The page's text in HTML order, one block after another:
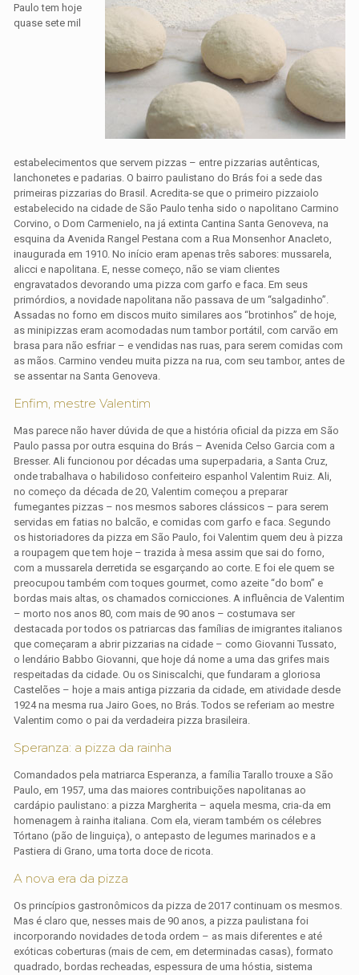
Paulo tem hoje
quase sete mil
estabelecimentos que servem pizzas – entre pizzarias autênticas,
lanchonetes e padarias. O bairro paulistano do Brás foi a sede das
primeiras pizzarias do Brasil. Acredita-se que o primeiro pizzaiolo
estabelecido na cidade de São Paulo tenha sido o napolitano Carmino
Corvino, o Dom Carmenielo, na já extinta Cantina Santa Genoveva, na
esquina da Avenida Rangel Pestana com a Rua Monsenhor Anacleto,
inaugurada em 1910. No início eram apenas três sabores: mussarela,
alicci e napolitana. E, nesse começo, não se viam clientes
engravatados devorando uma pizza com garfo e faca. Em seus
primórdios, a novidade napolitana não passava de um “salgadinho”.
Assadas no forno em discos muito similares aos “brotinhos” de hoje,
as minipizzas eram acomodadas num tambor portátil, com carvão em
brasa para não esfriar – e vendidas nas ruas, para serem comidas com
as mãos. Carmino vendeu muita pizza na rua, com seu tambor, antes de
se assentar na Santa Genoveva.
Enfim, mestre Valentim
Mas parece não haver dúvida de que a história oficial da pizza em São
Paulo passa por outra esquina do Brás – Avenida Celso Garcia com a
Bresser. Ali funcionou por décadas uma superpadaria, a Santa Cruz,
onde trabalhava o habilidoso confeiteiro espanhol Valentim Ruiz. Ali,
no começo da década de 20, Valentim começou a preparar
fumegantes pizzas – nos mesmos sabores clássicos – para serem
servidas em fatias no balcão, e comidas com garfo e faca. Segundo
os historiadores da pizza em São Paulo, foi Valentim quem deu à pizza
a roupagem que tem hoje – trazida à mesa assim que sai do forno,
com a mussarela derretida se esgarçando ao corte. E foi ele quem se
preocupou também com toques gourmet, como azeite “do bom” e
bordas mais altas, os chamados cornicciones. A influência de Valentim
– morto nos anos 80, com mais de 90 anos – costumava ser
destacada por todos os patriarcas das famílias de imigrantes italianos
que começaram a abrir pizzarias na cidade – como Giovanni Tussato,
o lendário Babbo Giovanni, que hoje dá nome a uma das grifes mais
respeitadas da cidade. Ou os Siniscalchi, que fundaram a gloriosa
Castelões – hoje a mais antiga pizzaria da cidade, em atividade desde
1924 na mesma rua Jairo Goes, no Brás. Todos se referiam ao mestre
Valentim como o pai da verdadeira pizza brasileira.
Speranza: a pizza da rainha
Comandados pela matriarca Esperanza, a família Tarallo trouxe a São
Paulo, em 1957, uma das maiores contribuições napolitanas ao
cardápio paulistano: a pizza Margherita – aquela mesma, cria-da em
homenagem à rainha italiana. Com ela, vieram também os célebres
Tórtano (pão de linguiça), o antepasto de legumes marinados e a
Pastiera di Grano, uma torta doce de ricota.
A nova era da pizza
Os princípios gastronômicos da pizza de 2017 continuam os mesmos.
Mas é claro que, nesses mais de 90 anos, a pizza paulistana foi
incorporando novidades de toda ordem – as mais diferentes e até
exóticas coberturas (mais de cem, em determinadas casas), formato
quadrado, bordas recheadas, espessura de uma hóstia, sistema